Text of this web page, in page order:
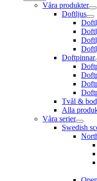
Våra produkter
Doftljus
Doftpinnar
Tvål &
Alla
Våra serier
Swedish